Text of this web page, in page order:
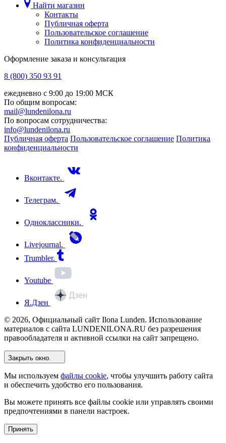
Найти магазин
Контакты
Публичная оферта
Пользовательское соглашение
Политика конфиденциальности
Оформление заказа и консультация
8 (800) 350 93 91
ежедневно с 9:00 до 19:00 МСК
По общим вопросам:
mail@lundenilona.ru
По вопросам сотрудничества:
info@lundenilona.ru
Публичная оферта Пользовательское соглашение Политика
конфиденциальности
Вконтакте.
Телеграм.
Одноклассники.
Livejournal.
Trumbler.
Youtube
Я.Дзен
© 2026, Официальный сайт Ilona Lunden. Использование
материалов с сайта LUNDENILONA.RU без разрешения
правообладателя и активной ссылки на сайт запрещено.
Закрыть окно.
Мы используем файлы cookie, чтобы улучшить работу сайта
и обеспечить удобство его пользования.
Вы можете принять все файлы cookie или управлять своими
предпочтениями в панели настроек.
Принять